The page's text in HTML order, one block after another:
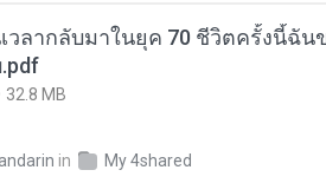
วลากลับมาในยุค 70 ชีวิตครั้งนี้ฉัน
32.8 MB
in My 4shared